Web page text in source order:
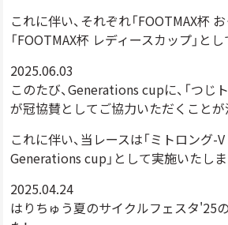
これに伴い、それぞれ「FOOTMAX杯
「FOOTMAX杯 レディースカップ」と
2025.06.03
このたび、Generations cupに、「つじ
が冠協賛としてご協力いただくことが
これに伴い、当レースは「ミトロング-
Generations cup」として実施いたしま
2025.04.24
はりちゅう夏のサイクルフェスタ'25